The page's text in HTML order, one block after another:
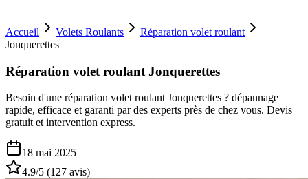
Accueil Volets Roulants
Réparation volet roulant
Jonquerettes
Réparation volet roulant Jonquerettes
Besoin d'une réparation volet roulant Jonquerettes ? dépannage
rapide, efficace et garanti par des experts près de chez vous. Devis
gratuit et intervention express.
18 mai 2025
4.9/5 (127 avis)